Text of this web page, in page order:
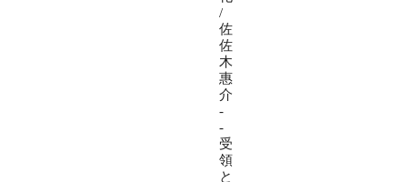
/
佐
佐
木
惠
介
-
-
受
領
と